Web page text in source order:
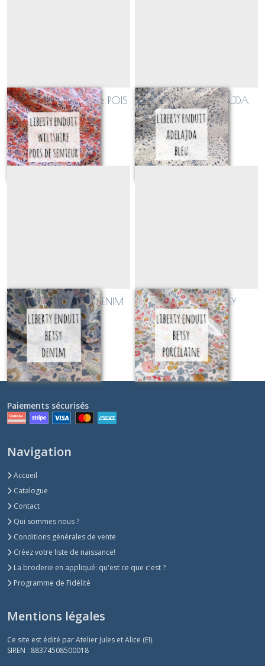
LIBERTY enduit Wiltshire POIS
DE SENTEUR
Sur demande
LIBERTY enduit ADELAJDA
BLEU
Sur demande
LIBERTY enduit BETSY DENIM
Sur demande
LIBERTY enduit BETSY
PORCELAINE
Sur demande
Paiements sécurisés
Navigation
Accueil
Catalogue
Contact
Qui sommes nous ?
Conditions générales de vente
Créez votre liste de naissance!
La broderie en appliqué: qu'est ce que c'est ?
Programme de Fidélité
Mentions légales
Ce site est édité par Atelier Jules et Alice (EI).
SIREN : 88374508500018